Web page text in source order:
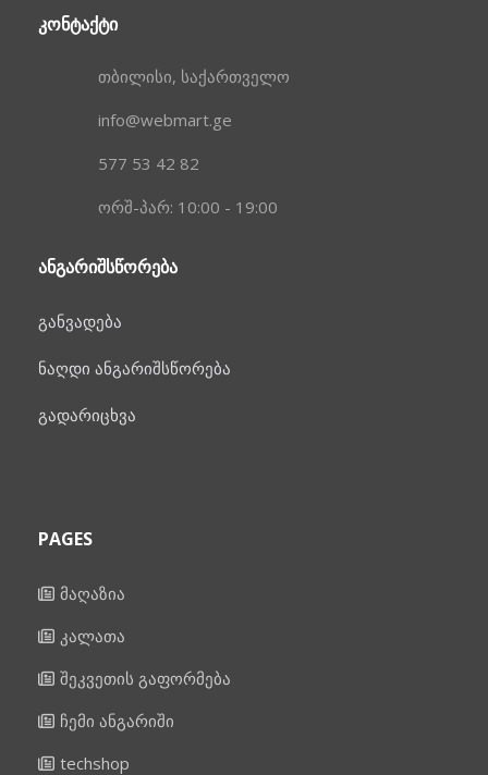
ᲙᲝᲜᲢᲐᲥᲢᲘ
თბილისი, საქართველო
info@webmart.ge
577 53 42 82
ორშ-პარ: 10:00 - 19:00
ᲐᲜᲒᲐᲠᲘᲨᲡᲬᲝᲠᲔᲑᲐ
განვადება
ნაღდი ანგარიშსწორება
გადარიცხვა
PAGES
მაღაზია
კალათა
შეკვეთის გაფორმება
ჩემი ანგარიში
techshop